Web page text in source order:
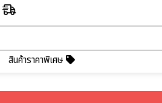
สินค้าราคาพิเศษ